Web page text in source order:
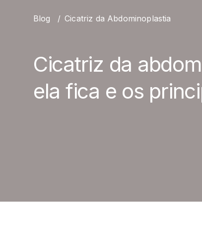
Blog / Cicatriz da Abdominoplastia
Cicatriz da
ela fica e os